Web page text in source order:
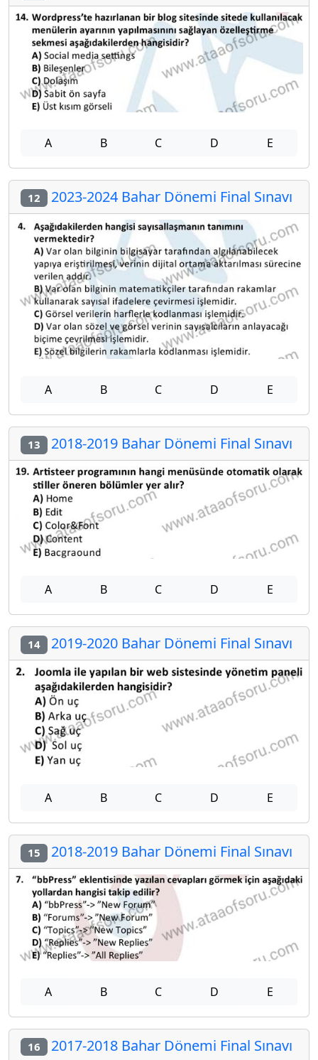
A B C D E
12 2023-2024 Bahar Dönemi Final Sınavı
A B C D E
13 2018-2019 Bahar Dönemi Final Sınavı
A B C D E
14 2019-2020 Bahar Dönemi Final Sınavı
A B C D E
15 2018-2019 Bahar Dönemi Final Sınavı
A B C D E
16 2017-2018 Bahar Dönemi Final Sınavı